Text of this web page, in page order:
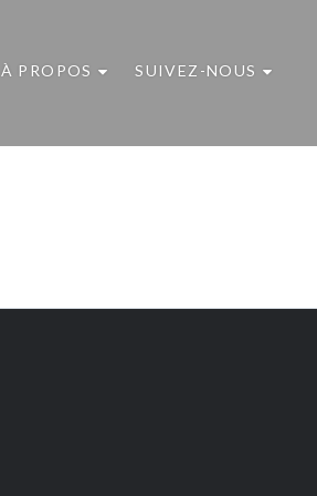
À PROPOS SUIVEZ-NOUS